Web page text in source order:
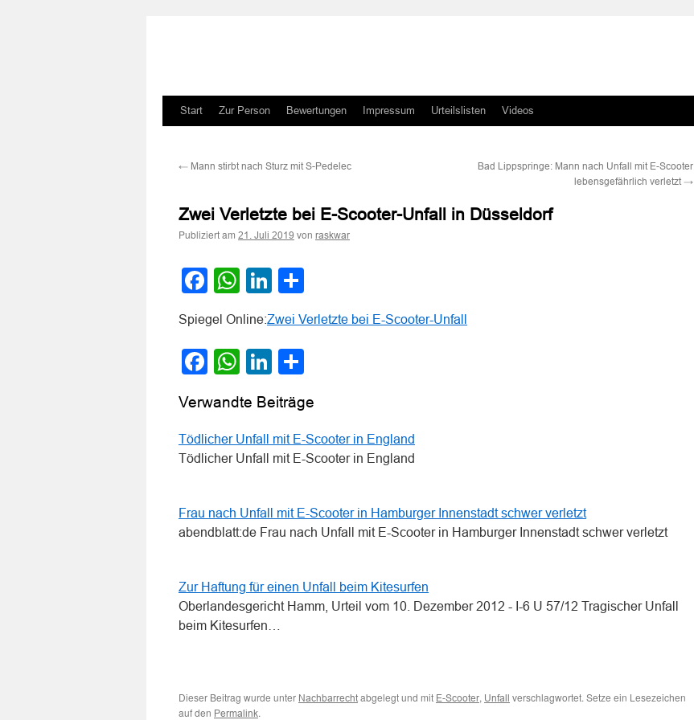
Zum
springen
Start Zur Person Bewertungen Impressum Urteilslisten Videos
← Mann stirbt nach Sturz mit S-Pedelec
Bad Lippspringe: Mann nach Unfall mit E-Scooter
lebensgefährlich verletzt →
Zwei Verletzte bei E-Scooter-Unfall in Düsseldorf
Publiziert am 21. Juli 2019 von raskwar
Facebook
WhatsApp
LinkedIn
Spiegel Online:Zwei Verletzte bei E-Scooter-Unfall
Facebook
WhatsApp
LinkedIn
Verwandte Beiträge
Tödlicher Unfall mit E-Scooter in England
Tödlicher Unfall mit E-Scooter in England
Frau nach Unfall mit E-Scooter in Hamburger Innenstadt schwer verletzt
abendblatt:de Frau nach Unfall mit E-Scooter in Hamburger Innenstadt schwer verletzt
Zur Haftung für einen Unfall beim Kitesurfen
Oberlandesgericht Hamm, Urteil vom 10. Dezember 2012 - I-6 U 57/12 Tragischer Unfall
beim Kitesurfen…
Dieser Beitrag wurde unter Nachbarrecht abgelegt und mit E-Scooter, Unfall
verschlagwortet. Setze ein Lesezeichen
auf den Permalink.